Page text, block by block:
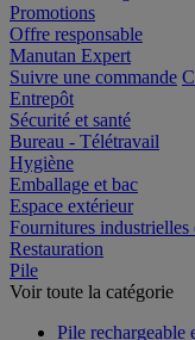
Promotions
Offre responsable
Manutan Expert
Suivre une commande
Entrepôt
Sécurité et santé
Bureau - Télétravail
Hygiène
Emballage et bac
Espace extérieur
Fournitures industrielles
Restauration
Pile
Voir toute la catégorie
Pile rechargeable